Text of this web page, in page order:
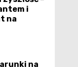
i
na
na